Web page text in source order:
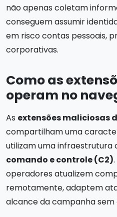
não apenas coletam
conseguem assumir
em risco contas pessoais,
corporativas.
Como as
operam no
As extensões maliciosas
compartilham uma
utilizam uma infraestrutura
comando e controle (C2)
operadores atualizem
remotamente, adaptem
alcance da campanha sem